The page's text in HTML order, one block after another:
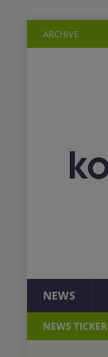
ARCHIVE
NEWS
NEWS TICKER